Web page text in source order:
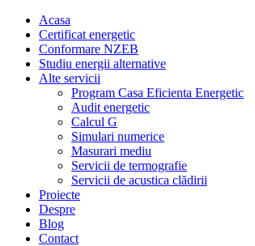
Acasa
Certificat energetic
Conformare NZEB
Studiu energii alternative
Alte servicii
Program Casa Eficienta Energetic
Audit energetic
Calcul G
Simulari numerice
Masurari mediu
Servicii de termografie
Servicii de acustica clădirii
Proiecte
Despre
Blog
Contact